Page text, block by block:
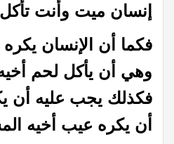
إنسان ميت وأنت
فكما أن الإنسان
وهي أن يأكل لحم
فكذلك يجب عليه أن
أن يكره عيب أخيه